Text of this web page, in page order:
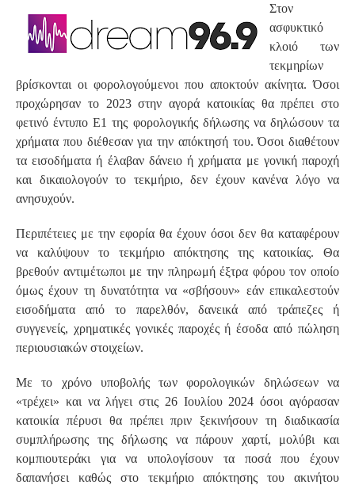
Στον
ασφυκτικό
κλοιό των
τεκμηρίων
βρίσκονται οι φορολογούμενοι που αποκτούν ακίνητα. Όσοι
προχώρησαν το 2023 στην αγορά κατοικίας θα πρέπει στο
φετινό έντυπο Ε1 της φορολογικής δήλωσης να δηλώσουν τα
χρήματα που διέθεσαν για την απόκτησή του. Όσοι διαθέτουν
τα εισοδήματα ή έλαβαν δάνειο ή χρήματα με γονική παροχή
και δικαιολογούν το τεκμήριο, δεν έχουν κανένα λόγο να
ανησυχούν.
Περιπέτειες με την εφορία θα έχουν όσοι δεν θα καταφέρουν
να καλύψουν το τεκμήριο απόκτησης της κατοικίας. Θα
βρεθούν αντιμέτωποι με την πληρωμή έξτρα φόρου τον οποίο
όμως έχουν τη δυνατότητα να «σβήσουν» εάν επικαλεστούν
εισοδήματα από το παρελθόν, δανεικά από τράπεζες ή
συγγενείς, χρηματικές γονικές παροχές ή έσοδα από πώληση
περιουσιακών στοιχείων.
Με το χρόνο υποβολής των φορολογικών δηλώσεων να
«τρέχει» και να λήγει στις 26 Ιουλίου 2024 όσοι αγόρασαν
κατοικία πέρυσι θα πρέπει πριν ξεκινήσουν τη διαδικασία
συμπλήρωσης της δήλωσης να πάρουν χαρτί, μολύβι και
κομπιουτεράκι για να υπολογίσουν τα ποσά που έχουν
δαπανήσει καθώς στο τεκμήριο απόκτησης του ακινήτου